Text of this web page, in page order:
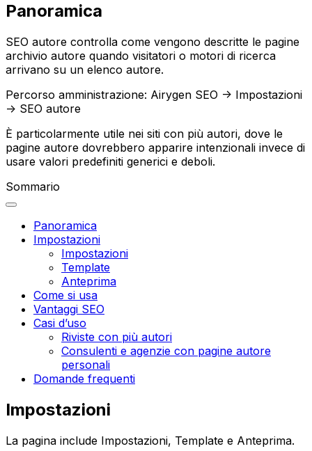
Panoramica
SEO autore controlla come vengono descritte le pagine
archivio autore quando visitatori o motori di ricerca
arrivano su un elenco autore.
Percorso amministrazione: Airygen SEO -> Impostazioni
-> SEO autore
È particolarmente utile nei siti con più autori, dove le
pagine autore dovrebbero apparire intenzionali invece di
usare valori predefiniti generici e deboli.
Sommario
Panoramica
Impostazioni
Impostazioni
Template
Anteprima
Come si usa
Vantaggi SEO
Casi d’uso
Riviste con più autori
Consulenti e agenzie con pagine autore
personali
Domande frequenti
Impostazioni
La pagina include Impostazioni, Template e Anteprima.